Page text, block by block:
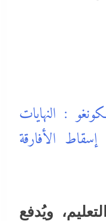
: النهايات
إسقاط الأفارقة
ويُدفع